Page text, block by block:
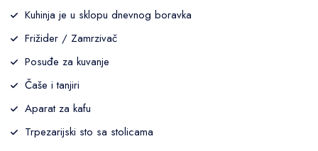
Kuhinja je u sklopu dnevnog boravka
Frižider / Zamrzivač
Posuđe za kuvanje
Čaše i tanjiri
Aparat za kafu
Trpezarijski sto sa stolicama